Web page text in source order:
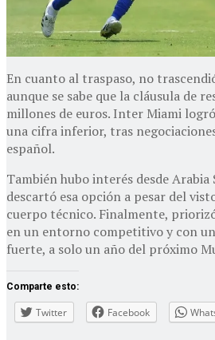
En cuanto al traspaso, no
aunque se sabe que la cláusula de
millones de euros. Inter Miami
una cifra inferior, tras
español.
También hubo interés desde Arabia
descartó esa opción a pesar del
cuerpo técnico. Finalmente,
en un entorno competitivo y con
fuerte, a solo un año del próximo
Comparte esto:
Twitter Facebook